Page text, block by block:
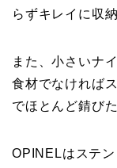
らずキレイに収
また、小さいナ
食材でなければ
でほとんど錆び
OPINELはステ